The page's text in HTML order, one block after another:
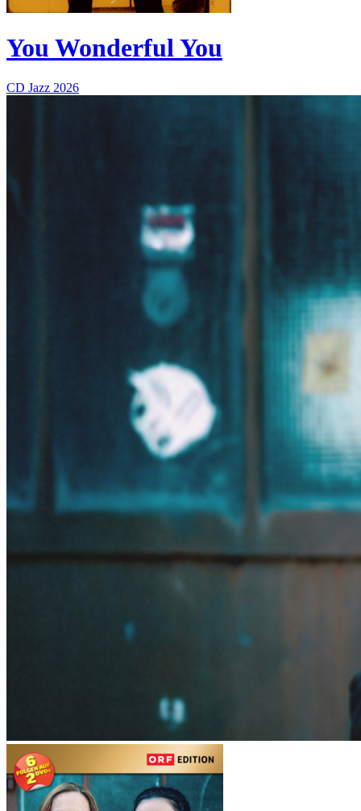
You Wonderful You
CD Jazz 2026